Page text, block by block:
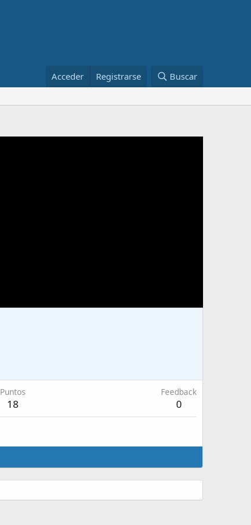
Acceder Registrarse Buscar
Puntos
18
Feedback
0